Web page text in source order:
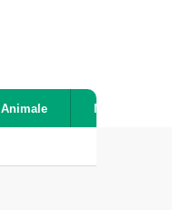
Animale Noutăți